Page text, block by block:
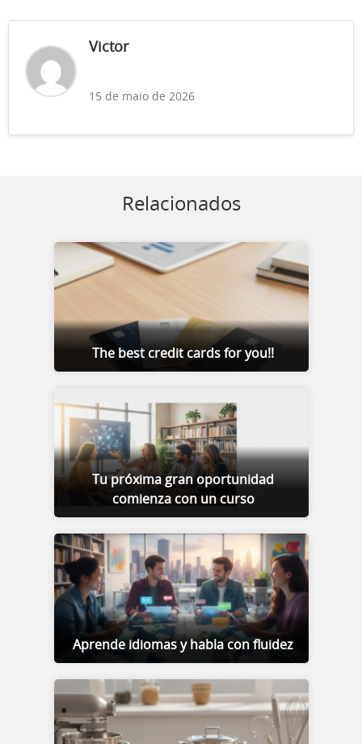
Victor
15 de maio de 2026
Relacionados
The best credit cards for you!!
Tu próxima gran oportunidad
comienza con un curso
Aprende idiomas y habla con fluidez